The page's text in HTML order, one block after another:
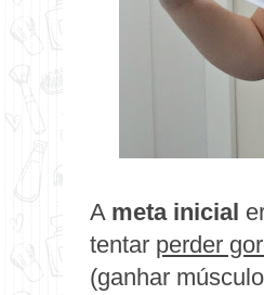
A meta inicial
tentar perder
(ganhar